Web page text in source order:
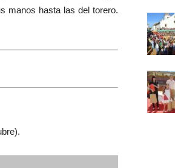
manos hasta las del torero.